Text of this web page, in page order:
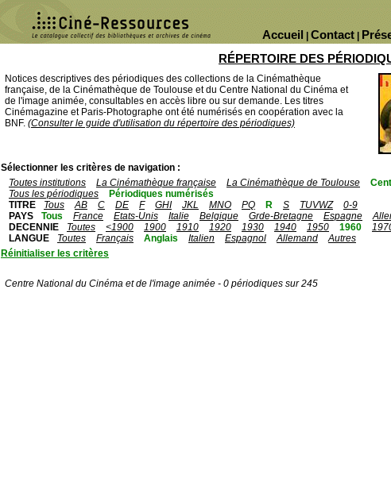
Contact
Accueil
RÉPERTOIRE DES
Notices descriptives des périodiques des collections de la Cinémathèque
française, de la Cinémathèque de Toulouse et du Centre National du Cinéma et
de l'image animée, consultables en accès libre ou sur demande. Les titres
Cinémagazine et Paris-Photographe ont été numérisés en coopération avec la
BNF. (Consulter le guide d'utilisation du répertoire des périodiques)
Sélectionner les critères de navigation :
Toutes institutions
La Cinémathèque française La Cinémathèque de Toulouse
Tous les périodiques
Périodiques numérisés
TITRE
Tous AB C DE F GHI JKL MNO PQ R S TUVWZ
0-9
PAYS
Tous France Etats-Unis Italie Belgique Grde-Bretagne Espagne
DECENNIE
Toutes <1900 1900 1910 1920 1930 1940 1950 1960
LANGUE
Toutes Français Anglais Italien Espagnol Allemand
Autres
Réinitialiser les critères
Centre National du Cinéma et de l'image animée - 0 périodiques sur 245